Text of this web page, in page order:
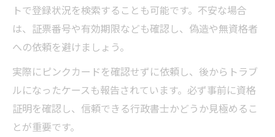
トで登録状況を検索することも可能です。不安な場合
は、証票番号や有効期限なども確認し、偽造や無資格者
への依頼を避けましょう。
実際にピンクカードを確認せずに依頼し、後からトラブ
ルになったケースも報告されています。必ず事前に資格
証明を確認し、信頼できる行政書士かどうか見極めるこ
とが重要です。